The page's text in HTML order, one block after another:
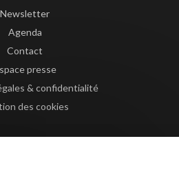
Newsletter
Agenda
Contact
presse
& confidentialité
des cookies